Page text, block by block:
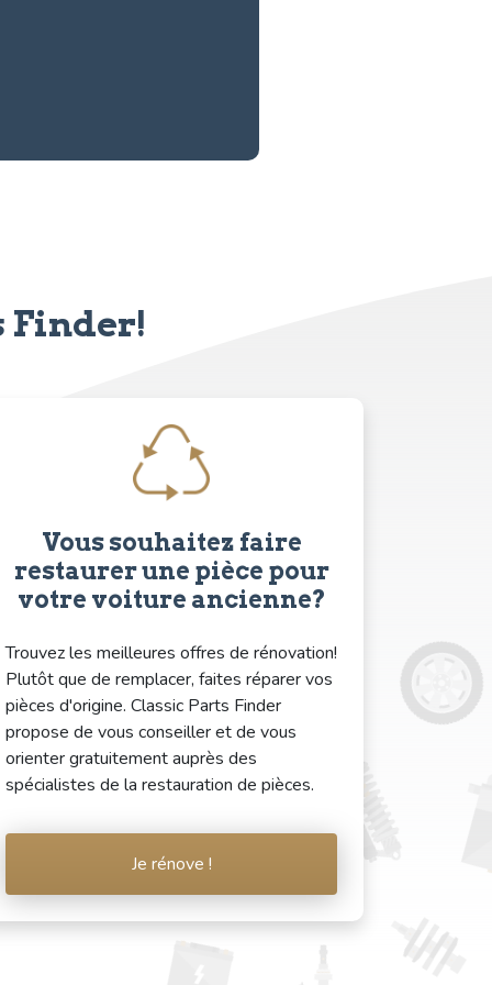
Finder!
Vous souhaitez faire
restaurer une pièce pour
votre voiture ancienne?
Trouvez les meilleures offres de rénovation!
Plutôt que de remplacer, faites réparer vos
pièces d'origine. Classic Parts Finder
propose de vous conseiller et de vous
orienter gratuitement auprès des
spécialistes de la restauration de pièces.
Je rénove !